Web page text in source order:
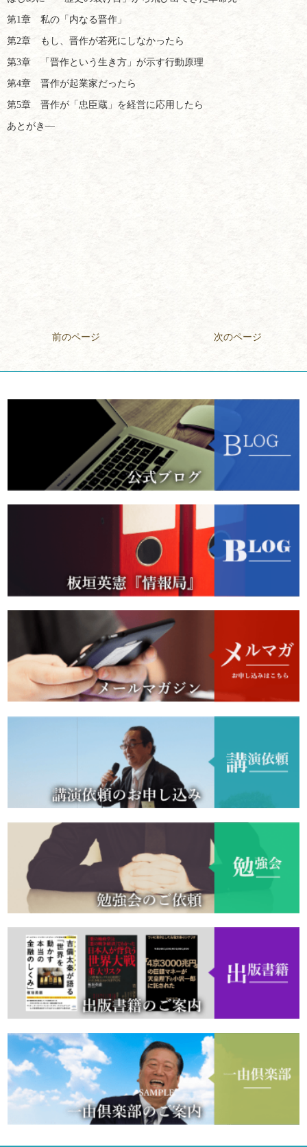
第1章 私の「内なる晋作」
第2章 もし、晋作が若死にしなかったら
第3章 「晋作という生き方」が示す行動原理
第4章 晋作が起業家だったら
第5章 晋作が「忠臣蔵」を経営に応用したら
あとがき―
前のページ 次のページ